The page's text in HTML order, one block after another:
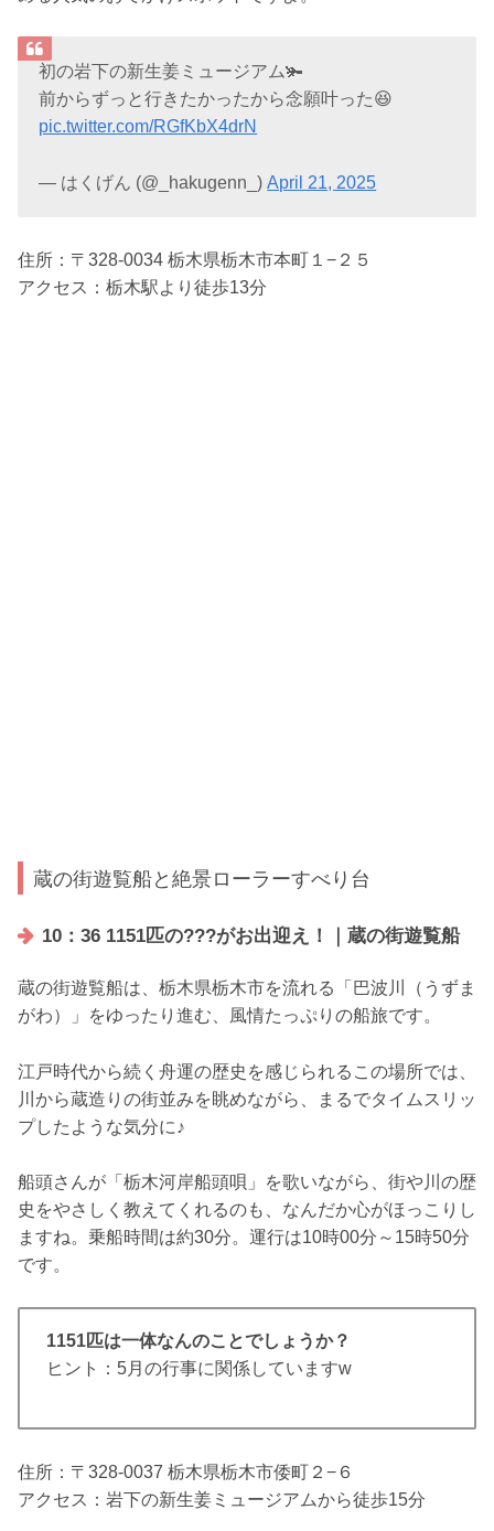
初の岩下の新生姜ミュージアム🫚
前からずっと行きたかったから念願叶った😆
pic.twitter.com/RGfKbX4drN
— はくげん (@_hakugenn_)April 21, 2025
住所：〒328-0034 栃木県栃木市本町１−２５
アクセス：栃木駅より徒歩13分
蔵の街遊覧船と絶景ローラーすべり台
10：36 1151匹の???がお出迎え！｜蔵の街遊覧船
蔵の街遊覧船は、栃木県栃木市を流れる「巴波川（うずま
がわ）」をゆったり進む、風情たっぷりの船旅です。
江戸時代から続く舟運の歴史を感じられるこの場所では、
川から蔵造りの街並みを眺めながら、まるでタイムスリッ
プしたような気分に♪
船頭さんが「栃木河岸船頭唄」を歌いながら、街や川の歴
史をやさしく教えてくれるのも、なんだか心がほっこりし
ますね。乗船時間は約30分。運行は10時00分～15時50分
です。
1151匹は一体なんのことでしょうか？
ヒント：5月の行事に関係していますw
住所：〒328-0037 栃木県栃木市倭町２−６
アクセス：岩下の新生姜ミュージアムから徒歩15分